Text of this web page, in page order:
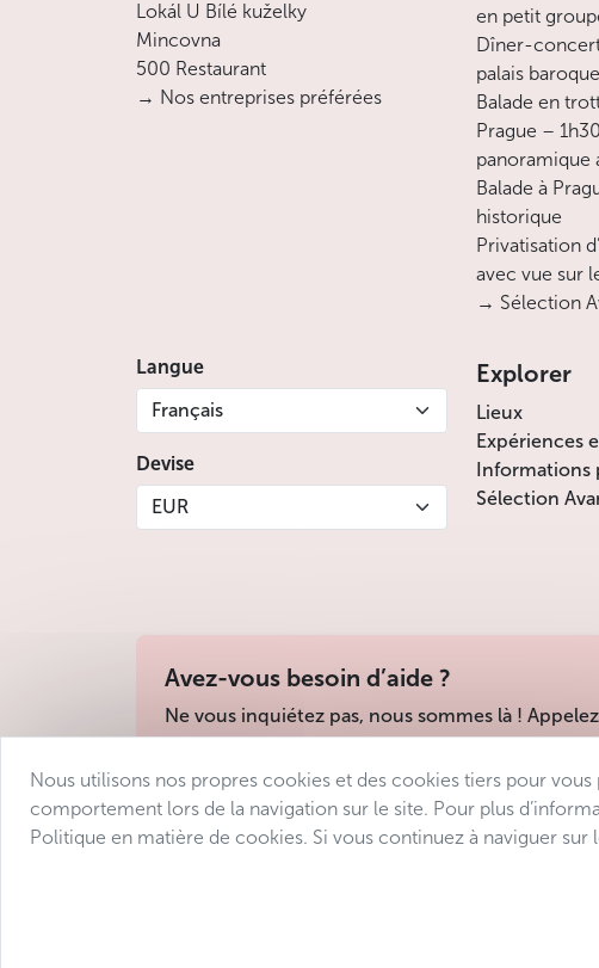
Lokál U Bílé kuželky
Mincovna
500 Restaurant
→ Nos entreprises préférées
en petit
Dîner-
palais
Balade en
Prague –
panoramique
Balade à
historique
Privatisation
avec vue sur
→ Sélection
Langue
Français
Devise
EUR
Explorer
Lieux
Expériences
Informations
Sélection
Avez-vous besoin d’aide ?
Ne vous inquiétez pas, nous sommes là !
Conditions de vente Protection des données
Nous utilisons nos propres cookies et des cookies tiers pour
comportement lors de la navigation sur le site. Pour plus
Politique en matière de cookies. Si vous continuez à naviguer